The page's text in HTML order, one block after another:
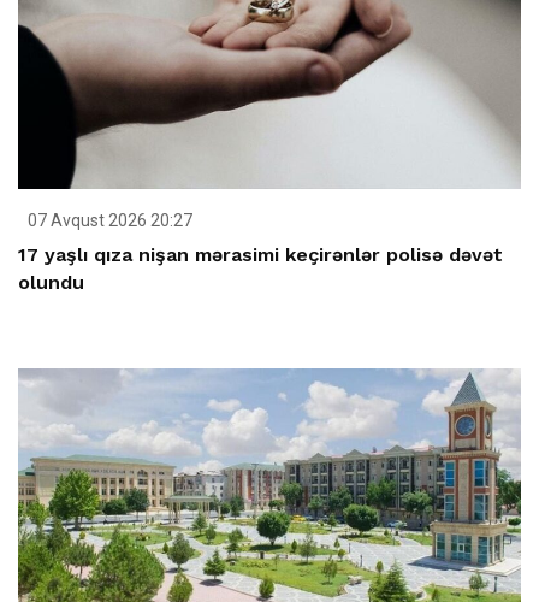
07 Avqust 2026 20:27
17 yaşlı qıza nişan mərasimi keçirənlər polisə dəvət
olundu